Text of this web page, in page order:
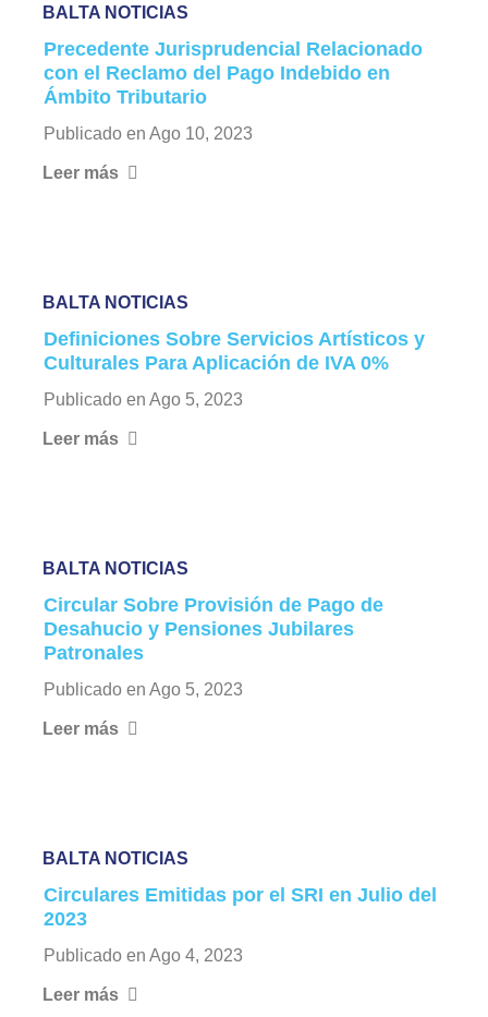
BALTA NOTICIAS
Precedente Jurisprudencial Relacionado
con el Reclamo del Pago Indebido en
Ámbito Tributario
Publicado en Ago 10, 2023
Leer más
BALTA NOTICIAS
Definiciones Sobre Servicios Artísticos y
Culturales Para Aplicación de IVA 0%
Publicado en Ago 5, 2023
Leer más
BALTA NOTICIAS
Circular Sobre Provisión de Pago de
Desahucio y Pensiones Jubilares
Patronales
Publicado en Ago 5, 2023
Leer más
BALTA NOTICIAS
Circulares Emitidas por el SRI en Julio del
2023
Publicado en Ago 4, 2023
Leer más